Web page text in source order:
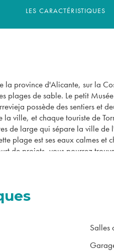
LES CARACTÉRISTIQUES
la province d'Alicante, sur la
plages de sable. Le petit
possède des sentiers et
la ville, et chaque touriste de
de large qui sépare la ville
plage est ses eaux calmes
de projets, vous pourrez
et les appartements ont
et des finitions de haute
constructions de luxeSalles